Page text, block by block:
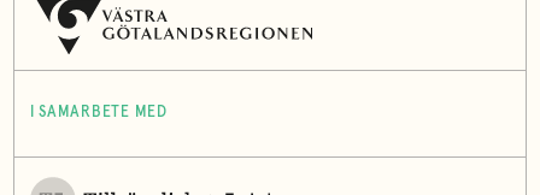
I SAMARBETE MED